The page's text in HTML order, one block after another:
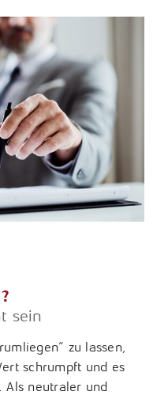
sein
zu lassen,
schrumpft und es
Als neutraler und